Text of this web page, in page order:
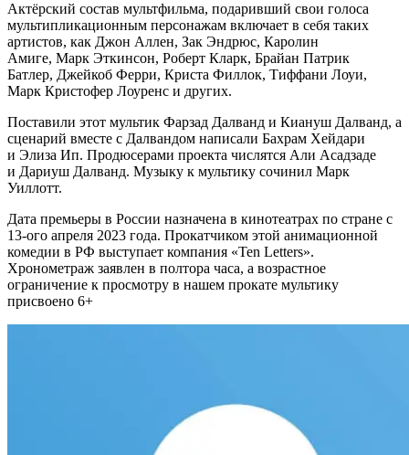
Актёрский состав мультфильма, подаривший свои голоса
мультипликационным персонажам включает в себя таких
артистов, как Джон Аллен, Зак Эндрюс, Каролин
Амиге, Марк Эткинсон, Роберт Кларк, Брайан Патрик
Батлер, Джейкоб Ферри, Криста Филлок, Тиффани Лоуи,
Марк Кристофер Лоуренс и других.
Поставили этот мультик Фарзад Далванд и Киануш Далванд, а
сценарий вместе с Далвандом написали Бахрам Хейдари
и Элиза Ип. Продюсерами проекта числятся Али Асадзаде
и Дариуш Далванд. Музыку к мультику сочинил Марк
Уиллотт.
Дата премьеры в России назначена в кинотеатрах по стране с
13-ого апреля 2023 года. Прокатчиком этой анимационной
комедии в РФ выступает компания «Ten Letters».
Хронометраж заявлен в полтора часа, а возрастное
ограничение к просмотру в нашем прокате мультику
присвоено 6+